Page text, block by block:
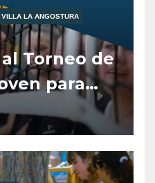
Saludable
para
de la
conocer sus
VILLA LA ANGOSTURA
Torneo de
para
Juventud.